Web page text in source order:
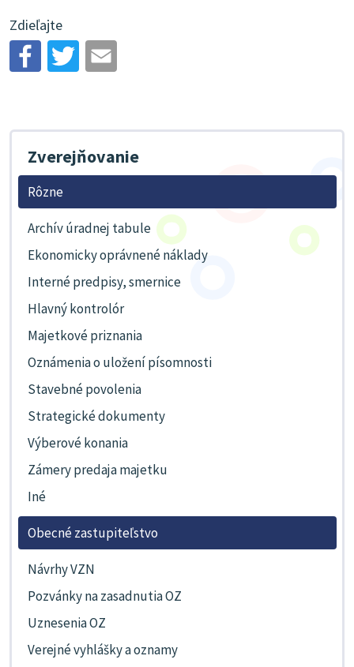
Zdieľajte
Zverejňovanie
Rôzne
Archív úradnej tabule
Ekonomicky oprávnené náklady
Interné predpisy, smernice
Hlavný kontrolór
Majetkové priznania
Oznámenia o uložení písomnosti
Stavebné povolenia
Strategické dokumenty
Výberové konania
Zámery predaja majetku
Iné
Obecné zastupiteľstvo
Návrhy VZN
Pozvánky na zasadnutia OZ
Uznesenia OZ
Verejné vyhlášky a oznamy